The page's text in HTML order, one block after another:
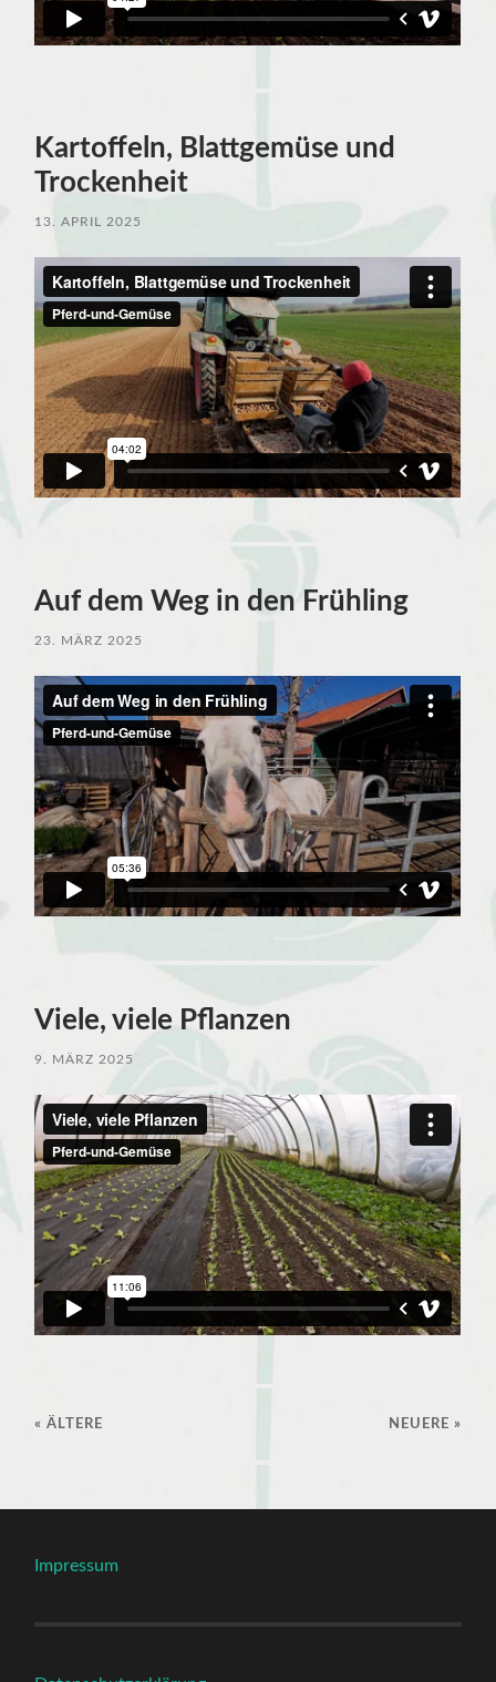
Kartoffeln, Blattgemüse und
Trockenheit
13. APRIL 2025
Auf dem Weg in den Frühling
23. MÄRZ 2025
Viele, viele Pflanzen
9. MÄRZ 2025
« ÄLTERE NEUERE »
Impressum